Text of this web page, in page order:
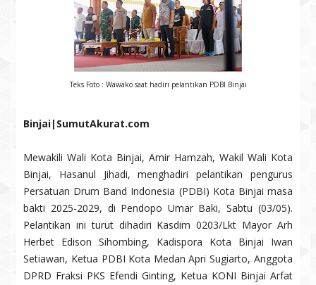
Teks Foto : Wawako saat hadiri pelantikan PDBI Binjai
Binjai|SumutAkurat.com
Mewakili Wali Kota Binjai, Amir Hamzah, Wakil Wali Kota
Binjai, Hasanul Jihadi, menghadiri pelantikan pengurus
Persatuan Drum Band Indonesia (PDBI) Kota Binjai masa
bakti 2025-2029, di Pendopo Umar Baki, Sabtu (03/05).
Pelantikan ini turut dihadiri Kasdim 0203/Lkt Mayor Arh
Herbet Edison Sihombing, Kadispora Kota Binjai Iwan
Setiawan, Ketua PDBI Kota Medan Apri Sugiarto, Anggota
DPRD Fraksi PKS Efendi Ginting, Ketua KONI Binjai Arfat